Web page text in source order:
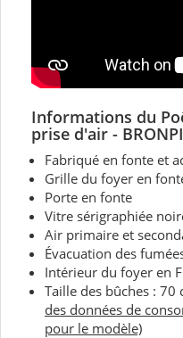
Informations du
prise d'air -
Fabriqué en fonte et
Grille du foyer en
Porte en fonte
Vitre sérigraphiée
Air primaire et
Évacuation des
Intérieur du foyer en
Taille des bûches : 70
des données de
pour le modèle)